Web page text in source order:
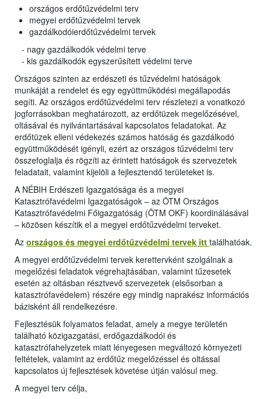
országos erdőtűzvédelmi terv
megyei erdőtűzvédelmi tervek
gazdálkodóierdőtűzvédelmi tervek
- nagy gazdálkodók védelmi terve
- kis gazdálkodók egyszerűsített védelmi terve
Országos szinten az erdészeti és tűzvédelmi hatóságok
munkáját a rendelet és egy együttműködési megállapodás
segíti. Az országos erdőtűzvédelmi terv részletezi a vonatkozó
jogforrásokban meghatározott, az erdőtüzek megelőzésével,
oltásával és nyilvántartásával kapcsolatos feladatokat. Az
erdőtüzek elleni védekezés számos hatóság és gazdálkodó
együttműködését igényli, ezért az országos tűzvédelmi terv
összefoglalja és rögzíti az érintett hatóságok és szervezetek
feladatait, valamint kijelöli a fejlesztendő területeket is.
A NÉBIH Erdészeti Igazgatósága és a megyei
Katasztrófavédelmi Igazgatóságok – az ÖTM Országos
Katasztrófavédelmi Főigazgatóság (ÖTM OKF) koordinálásával
– közösen készítik el a megyei erdőtűzvédelmi terveket.
Az országos és megyei erdőtűzvédelmi tervek itt találhatóak.
A megyei erdőtűzvédelmi tervek kerettervként szolgálnak a
megelőzési feladatok végrehajtásában, valamint tűzesetek
esetén az oltásban résztvevő szervezetek (elsősorban a
katasztrófavédelem) részére egy mindig naprakész információs
bázisként áll rendelkezésre.
Fejlesztésük folyamatos feladat, amely a megye területén
található közigazgatási, erdőgazdálkodói és
katasztrófahelyzetek miatt lényegesen megváltozó környezeti
feltételek, valamint az erdőtűz megelőzéssel és oltással
kapcsolatos új fejlesztések követése útján valósul meg.
A megyei terv célja,